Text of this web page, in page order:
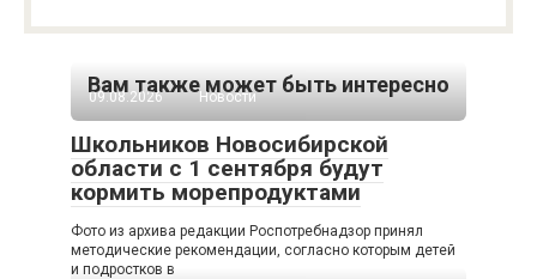
Вам также может быть интересно
09.08.2026 Новости
Школьников Новосибирской
области с 1 сентября будут
кормить морепродуктами
Фото из архива редакции Роспотребнадзор принял
методические рекомендации, согласно которым детей
и подростков в